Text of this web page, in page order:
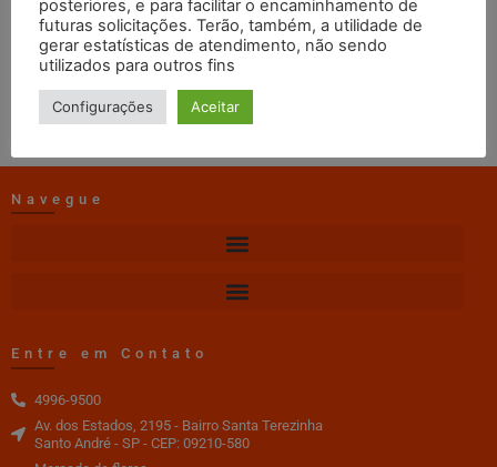
web master 13/11/2019 11:21
DOWNLOAD
Navegue
Entre em Contato
4996-9500
Av. dos Estados, 2195 - Bairro Santa Terezinha
Santo André - SP - CEP: 09210-580
posteriores, e para facilitar o encaminhamento de
futuras solicitações. Terão, também, a utilidade de
gerar estatísticas de atendimento, não sendo
utilizados para outros fins
Configurações Aceitar